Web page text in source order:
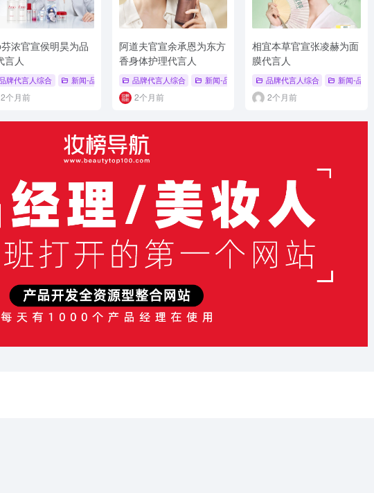
# 谷雨 # 吴昕 # 面膜品牌大使
浓官宣侯明昊为品
言人
牌代言人综合 新闻-品牌代言人 # 侯明昊 # 护发 # 个护品牌代言人
2个月前
阿道夫官宣余承恩为东方
香身体护理代言人
品牌代言人综合 新闻-品牌代言人 # 品牌代言人 # 个护品牌代
2个月前
相宜本草官宣张凌赫为面
膜代言人
品牌代言人综合 新闻-品牌
2个月前